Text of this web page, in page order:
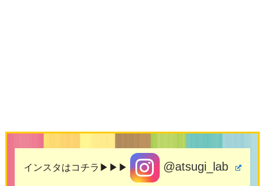
インスタはコチラ▶▶▶ @atsugi_lab